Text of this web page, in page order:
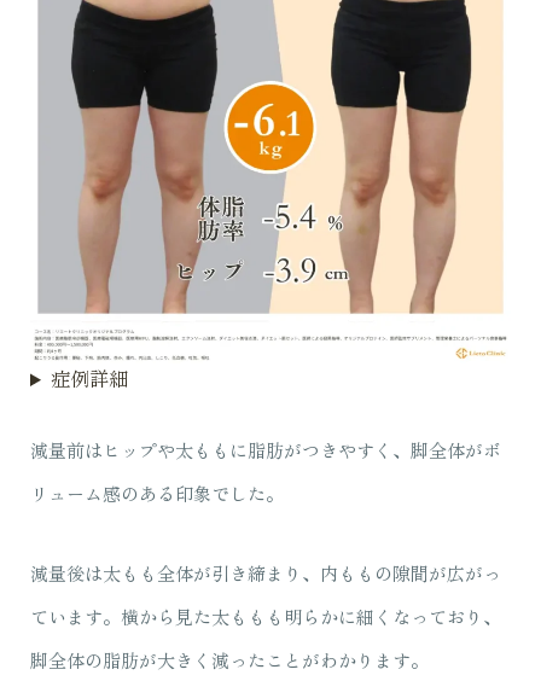
症例詳細
減量前はヒップや太ももに脂肪がつきやすく、脚全体がボ
リューム感のある印象でした。
減量後は太もも全体が引き締まり、内ももの隙間が広がっ
ています。横から見た太ももも明らかに細くなっており、
脚全体の脂肪が大きく減ったことがわかります。